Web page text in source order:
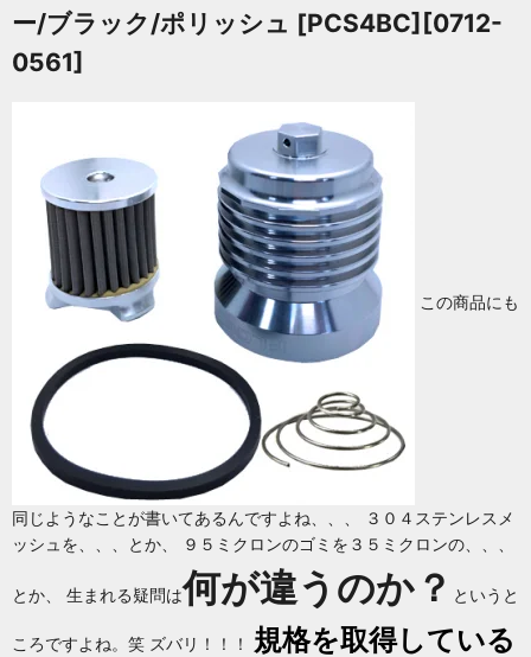
ー/ブラック/ポリッシュ [PCS4BC][0712-
0561]
この商品にも
同じようなことが書いてあるんですよね、、、 ３０４ステンレスメ
ッシュを、、、とか、 ９５ミクロンのゴミを３５ミクロンの、、、
とか、 生まれる疑問は何が違うのか？ というと
ころですよね。笑 ズバリ！！！ 規格を取得している